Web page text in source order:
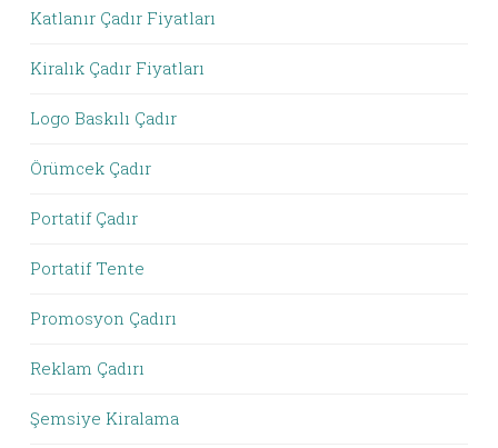
Katlanır Çadır Fiyatları
Kiralık Çadır Fiyatları
Logo Baskılı Çadır
Örümcek Çadır
Portatif Çadır
Portatif Tente
Promosyon Çadırı
Reklam Çadırı
Şemsiye Kiralama